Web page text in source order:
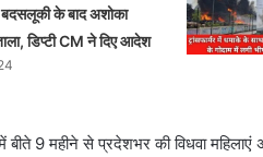
के बाद अशोका
डिप्टी CM ने दिए आदेश
बीते 9 महीने से प्रदेशभर की विधवा